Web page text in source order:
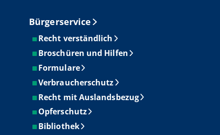
Bürgerservice
Recht verständlich
Broschüren und Hilfen
Formulare
Verbraucherschutz
Recht mit Auslandsbezug
Opferschutz
Bibliothek